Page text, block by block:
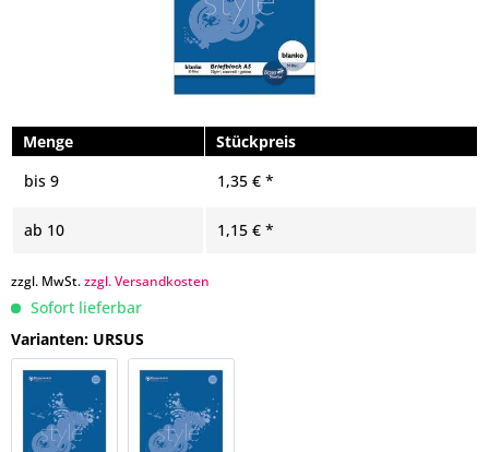
Menge
Stückpreis
bis 9 1,35 € *
ab 10 1,15 € *
zzgl. MwSt.zzgl. Versandkosten
Sofort lieferbar
Varianten: URSUS